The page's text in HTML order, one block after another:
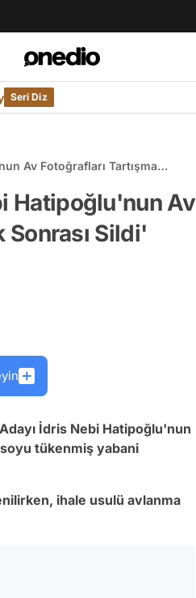
Seri Diz
Av Fotoğrafları Tartışma
Hatipoğlu'nun Av
Sonrası Sildi'
İdris Nebi Hatipoğlu'nun
tükenmiş yabani
ihale usulü avlanma